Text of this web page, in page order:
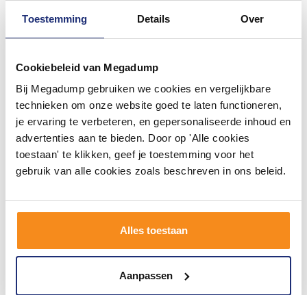
Toestemming Details Over
Cookiebeleid van Megadump
Bij Megadump gebruiken we cookies en vergelijkbare
technieken om onze website goed te laten functioneren,
je ervaring te verbeteren, en gepersonaliseerde inhoud en
advertenties aan te bieden. Door op 'Alle cookies
toestaan' te klikken, geef je toestemming voor het
gebruik van alle cookies zoals beschreven in ons beleid.
Alles toestaan
Aanpassen
Meer info
19,95
Vloerbuis Chroom 32 Mm
1/2 Buigb.50Cm
Vóór 14:00 besteld,